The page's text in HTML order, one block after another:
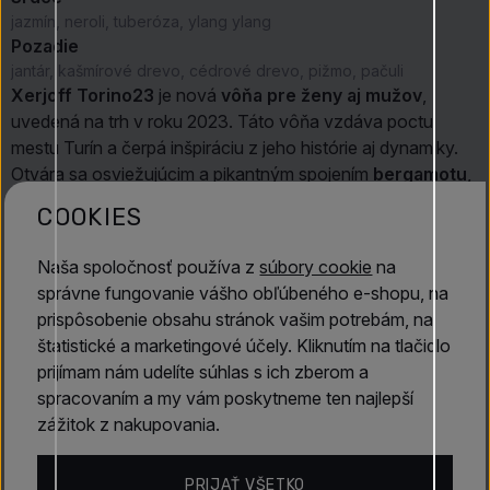
jazmín, neroli, tuberóza, ylang ylang
Pozadie
jantár, kašmírové drevo, cédrové drevo, pižmo, pačuli
Xerjoff Torino23 je nová vôňa pre ženy aj mužov
uvedená na trh v roku 2023. Táto vôňa vzdáva poctu
mestu Turín a čerpá inšpiráciu z jeho histórie aj dynamiky.
Otvára sa osviežujúcim a pikantným spojením bergamotu
iskrivý, korenistý úvod. Jemný dotyk
Srdce vône je bohaté a naplnené opulentnými kvetinovými
tónmi. Exotické akordyneroli, zmyselnejtuberózy,
výraznéhoylang-ylangua opojnéhojazmínusa dokonale
prelínajú a prepožičiavajú vôni hĺbku aj sofistikovanosť.
Toto kvetinové srdce vytvára harmóniu, ktorá je zároveň
jemná i intenzívna a osloví všetkých milovníkov výrazných
kvetinových kompozícií.
COOKIES
Naša spoločnosť používa zsúbory cookie na
správne fungovanie vášho obľúbeného e-shopu, na
prispôsobenie obsahu stránok vašim potrebám, na
štatistické a marketingové účely. Kliknutím na tlačidlo
prijímam nám udelíte súhlas s ich zberom a
spracovaním a my vám poskytneme ten najlepší
zážitok z nakupovania.
PRIJAŤ VŠETKO